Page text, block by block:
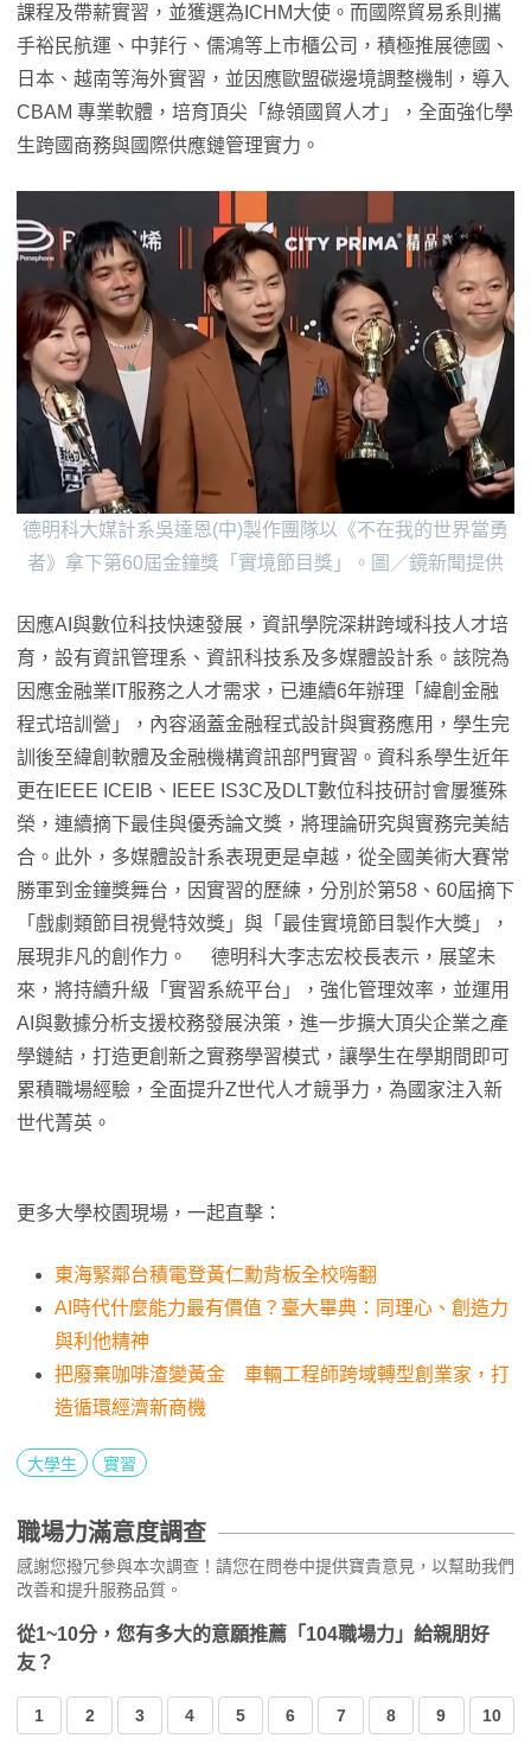
課程及帶薪實習，並獲選為ICHM大使。而國際貿易系則攜
手裕民航運、中菲行、儒鴻等上市櫃公司，積極推展德國、
日本、越南等海外實習，並因應歐盟碳邊境調整機制，導入
CBAM 專業軟體，培育頂尖「綠領國貿人才」，全面強化學
生跨國商務與國際供應鏈管理實力。
德明科大媒計系吳達恩(中)製作團隊以《不在我的世界當勇
者》拿下第60屆金鐘獎「實境節目獎」。圖／鏡新聞提供
因應AI與數位科技快速發展，資訊學院深耕跨域科技人才培
育，設有資訊管理系、資訊科技系及多媒體設計系。該院為
因應金融業IT服務之人才需求，已連續6年辦理「緯創金融
程式培訓營」，內容涵蓋金融程式設計與實務應用，學生完
訓後至緯創軟體及金融機構資訊部門實習。資科系學生近年
更在IEEE ICEIB、IEEE IS3C及DLT數位科技研討會屢獲殊
榮，連續摘下最佳與優秀論文獎，將理論研究與實務完美結
合。此外，多媒體設計系表現更是卓越，從全國美術大賽常
勝軍到金鐘獎舞台，因實習的歷練，分別於第58、60屆摘下
「戲劇類節目視覺特效獎」與「最佳實境節目製作大獎」，
展現非凡的創作力。 德明科大李志宏校長表示，展望未
來，將持續升級「實習系統平台」，強化管理效率，並運用
AI與數據分析支援校務發展決策，進一步擴大頂尖企業之產
學鏈結，打造更創新之實務學習模式，讓學生在學期間即可
累積職場經驗，全面提升Z世代人才競爭力，為國家注入新
世代菁英。
更多大學校園現場，一起直擊：
東海緊鄰台積電登黃仁勳背板全校嗨翻
AI時代什麼能力最有價值？臺大畢典：同理心、創造力
與利他精神
把廢棄咖啡渣變黃金 車輛工程師跨域轉型創業家，打
造循環經濟新商機
大學生 實習
職場力滿意度調查
感謝您撥冗參與本次調查！請您在問卷中提供寶貴意見，以幫助我們
改善和提升服務品質。
從1~10分，您有多大的意願推薦「104職場力」給親朋好
友？
1 2 3 4 5 6 7 8 9 10